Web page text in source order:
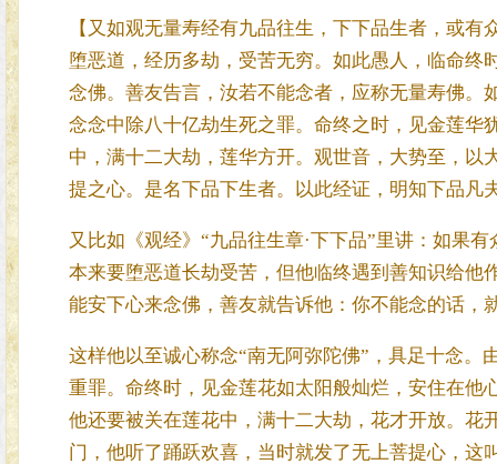
【又如观无量寿经有九品往生，下下品生者，或
堕恶道，经历多劫，受苦无穷。如此愚人，临命
念佛。善友告言，汝若不能念者，应称无量寿佛。
念念中除八十亿劫生死之罪。命终之时，见金莲华
中，满十二大劫，莲华方开。观世音，大势至，
提之心。是名下品下生者。以此经证，明知下品凡
又比如《观经》“九品往生章·下下品”里讲：如果
本来要堕恶道长劫受苦，但他临终遇到善知识给他
能安下心来念佛，善友就告诉他：你不能念的话，
这样他以至诚心称念“南无阿弥陀佛”，具足十念
重罪。命终时，见金莲花如太阳般灿烂，安住在他
他还要被关在莲花中，满十二大劫，花才开放。花
门，他听了踊跃欢喜，当时就发了无上菩提心，这